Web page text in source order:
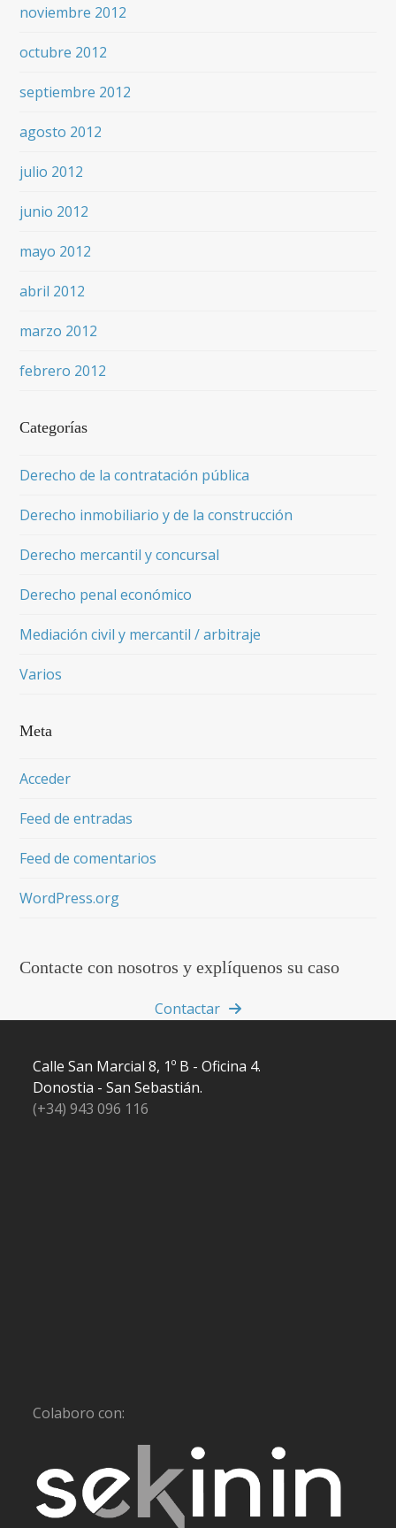
noviembre 2012
octubre 2012
septiembre 2012
agosto 2012
julio 2012
junio 2012
mayo 2012
abril 2012
marzo 2012
febrero 2012
Categorías
Derecho de la contratación pública
Derecho inmobiliario y de la construcción
Derecho mercantil y concursal
Derecho penal económico
Mediación civil y mercantil / arbitraje
Varios
Meta
Acceder
Feed de entradas
Feed de comentarios
WordPress.org
Contacte con nosotros y explíquenos su caso
Contactar
Calle San Marcial 8, 1º B - Oficina 4.
Donostia - San Sebastián.
(+34) 943 096 116
Colaboro con: